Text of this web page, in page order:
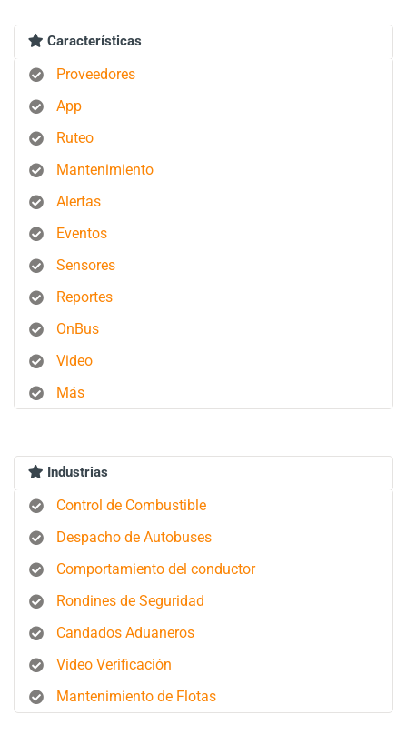
Características
Proveedores
App
Ruteo
Mantenimiento
Alertas
Eventos
Sensores
Reportes
OnBus
Video
Más
Industrias
Control de Combustible
Despacho de Autobuses
Comportamiento del conductor
Rondines de Seguridad
Candados Aduaneros
Video Verificación
Mantenimiento de Flotas